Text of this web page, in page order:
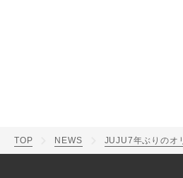
TOP NEWS JUJU7年ぶりのオ